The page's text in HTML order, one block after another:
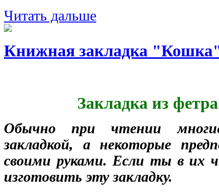
Читать дальше
Книжная закладка
Закладка из
Обычно при чтении
закладкой, а некоторые
своими руками. Если ты в их
изготовить эту закладку.